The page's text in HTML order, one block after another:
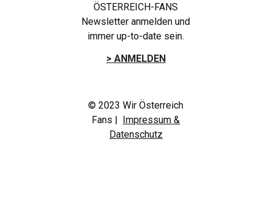
ÖSTERREICH-FANS
Newsletter anmelden und
immer up-to-date sein.
> ANMELDEN
© 2023 Wir Österreich
Fans | Impressum &
Datenschutz